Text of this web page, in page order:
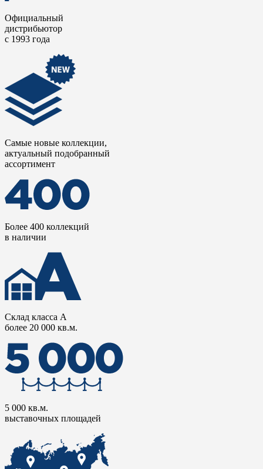
поддоны. Благодаря износостойкости, влагостойкости и
устойчивости к пятнам, этот материал одинаково хорош в
частных резиденциях, спа-салонах, ресторанах и отелях.
Официальный
дистрибьютор
с 1993 года
Самые новые коллекции,
актуальный подобранный
ассортимент
Более 400 коллекций
в наличии
Склад класса А
более 20 000 кв.м.
5 000 кв.м.
выставочных площадей